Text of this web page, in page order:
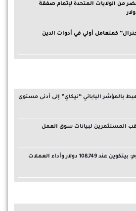
من الولايات المتحدة لإتمام صفقة
كمتعامل أولي في أدوات الدين
بالمؤشر الياباني “نيكاي” إلى أدنى مستوى
المستثمرين لبيانات سوق العمل
سوق العملات الرقمية اليوم: بيتكوين عند 108,749 دولار وأداء العملات